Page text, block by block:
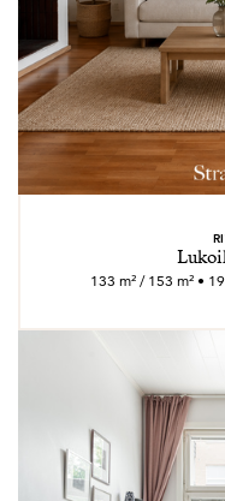
hymyssä suin ja
133 m² / 153 m² •